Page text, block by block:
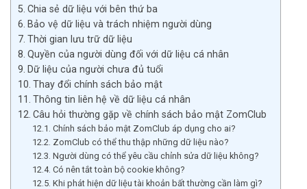
Chia sẻ dữ liệu với bên thứ ba
Bảo vệ dữ liệu và trách nhiệm người dùng
Thời gian lưu trữ dữ liệu
Quyền của người dùng đối với dữ liệu cá nhân
Dữ liệu của người chưa đủ tuổi
Thay đổi chính sách bảo mật
Thông tin liên hệ về dữ liệu cá nhân
Câu hỏi thường gặp về chính sách bảo mật ZomClub
Chính sách bảo mật ZomClub áp dụng cho ai?
ZomClub có thể thu thập những dữ liệu nào?
Người dùng có thể yêu cầu chỉnh sửa dữ liệu không?
Có nên tắt toàn bộ cookie không?
Khi phát hiện dữ liệu tài khoản bất thường cần làm gì?